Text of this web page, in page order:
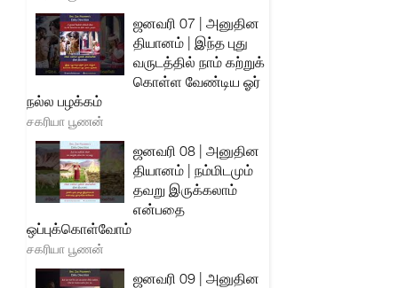
ஜனவரி 07 | அனுதின
தியானம் | இந்த புது
வருடத்தில் நாம் கற்றுக்
கொள்ள வேண்டிய ஓர்
நல்ல பழக்கம்
சகரியா பூணன்
ஜனவரி 08 | அனுதின
தியானம் | நம்மிடமும்
தவறு இருக்கலாம்
என்பதை
ஒப்புக்கொள்வோம்
சகரியா பூணன்
ஜனவரி 09 | அனுதின